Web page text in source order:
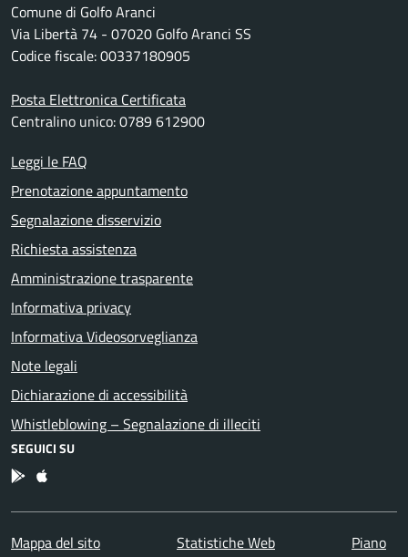
Comune di Golfo Aranci
Via Libertà 74 - 07020 Golfo Aranci SS
Codice fiscale: 00337180905
Posta Elettronica Certificata
Centralino unico: 0789 612900
Leggi le FAQ
Prenotazione appuntamento
Segnalazione disservizio
Richiesta assistenza
Amministrazione trasparente
Informativa privacy
Informativa Videosorveglianza
Note legali
Dichiarazione di accessibilità
Whistleblowing – Segnalazione di illeciti
SEGUICI SU
App Android
App IOS
Mappa del sito Statistiche Web
Piano